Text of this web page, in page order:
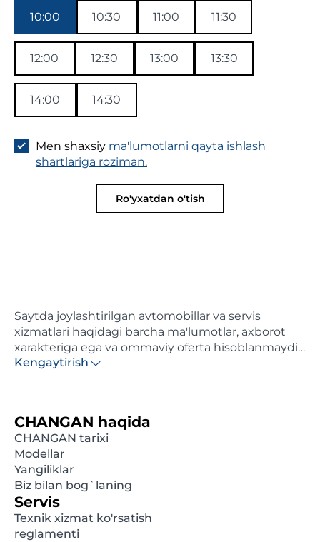
10:00 10:30 11:00 11:30
12:00 12:30 13:00 13:30
14:00 14:30
Men shaxsiy ma'lumotlarni qayta ishlash
shartlariga roziman.
Ro'yxatdan o'tish
Saytda joylashtirilgan avtomobillar va servis
xizmatlari haqidagi barcha ma'lumotlar, axborot
xarakteriga ega va ommaviy oferta hisoblanmaydi.
Ushbu saytda ko'rsatilgan narxlar axborotiy
rasmiy diler bilan bog'laning. Ushbu saytda e'lon
qilingan ma'lumotlar oldindan xabardor
qilinmasdan istalgan damda o'zgartirilishi mumkin.
Kengaytirish
CHANGAN haqida
CHANGAN tarixi
Modellar
Yangiliklar
Biz bilan bog`laning
Servis
Texnik xizmat ko'rsatish
reglamenti